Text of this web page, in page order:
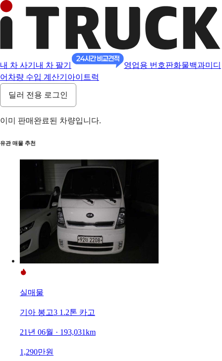
내 차 사기 내 차 팔기 영업용 번호판화물백과미디
어 차량 수입 계산기 아이트럭
딜러 전용 로그인
이미 판매완료된 차량입니다.
유관 매물 추천
실매물
기아 봉고3 1.2톤 카고
21년 06월 · 193,031km
1,290만원